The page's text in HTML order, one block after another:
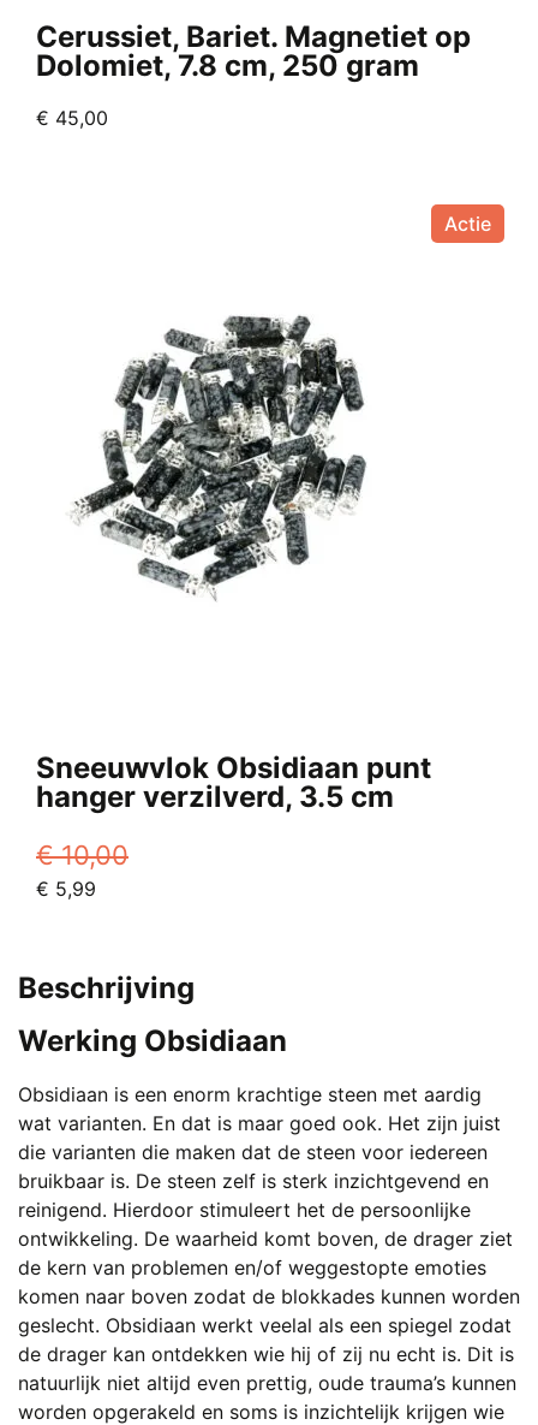
Cerussiet, Bariet. Magnetiet op
Dolomiet, 7.8 cm, 250 gram
€ 45,00
Actie
Sneeuwvlok Obsidiaan punt
hanger verzilverd, 3.5 cm
€10,00
Oorspronkelijke
€ 10,00.
€ 5,99
€ 5,99.
Beschrijving
Werking Obsidiaan
Obsidiaan is een enorm krachtige steen met aardig
wat varianten. En dat is maar goed ook. Het zijn juist
die varianten die maken dat de steen voor iedereen
bruikbaar is. De steen zelf is sterk inzichtgevend en
reinigend. Hierdoor stimuleert het de persoonlijke
ontwikkeling. De waarheid komt boven, de drager ziet
de kern van problemen en/of weggestopte emoties
komen naar boven zodat de blokkades kunnen worden
geslecht. Obsidiaan werkt veelal als een spiegel zodat
de drager kan ontdekken wie hij of zij nu echt is. Dit is
natuurlijk niet altijd even prettig, oude trauma’s kunnen
worden opgerakeld en soms is inzichtelijk krijgen wie